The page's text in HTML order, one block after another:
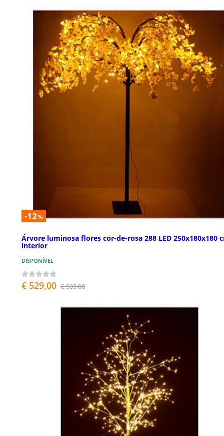
-12%
Árvore luminosa flores cor-de-rosa 288 LED 250x180x180
interior
DISPONÍVEL
€ 529,00 € 599,00